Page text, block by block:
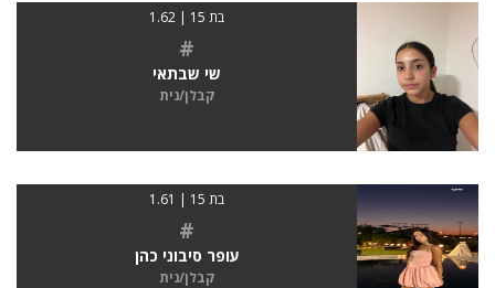
בת 15 | 1.62
#
שי שבתאי
קבלן/נית
בת 15 | 1.61
#
עופר סיבוני כהן
קבלן/נית